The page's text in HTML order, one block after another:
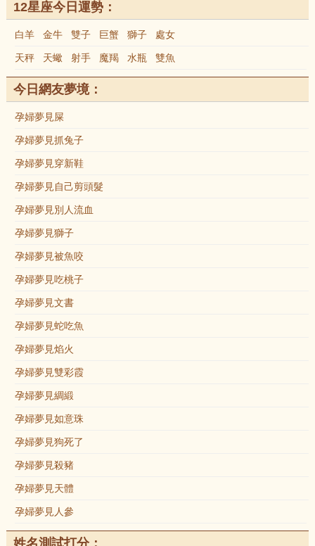
12星座今日運勢：
白羊 金牛 雙子 巨蟹 獅子 處女
天秤 天蠍 射手 魔羯 水瓶 雙魚
今日網友夢境：
孕婦夢見屎
孕婦夢見抓兔子
孕婦夢見穿新鞋
孕婦夢見自己剪頭髮
孕婦夢見別人流血
孕婦夢見獅子
孕婦夢見被魚咬
孕婦夢見吃桃子
孕婦夢見文書
孕婦夢見蛇吃魚
孕婦夢見焰火
孕婦夢見雙彩霞
孕婦夢見綢緞
孕婦夢見如意珠
孕婦夢見狗死了
孕婦夢見殺豬
孕婦夢見天體
孕婦夢見人參
姓名測試打分：